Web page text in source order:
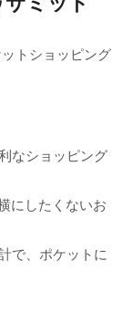
トショッピング
なショッピング
にしたくないお
で、ポケットに